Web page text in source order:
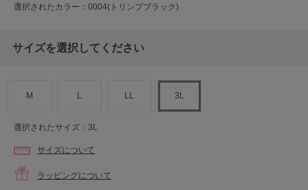
選択されたカラー：0004(トリンプブラック)
サイズを選択してください
M L LL 3L
選択されたサイズ：3L
サイズについて
ラッピングについて